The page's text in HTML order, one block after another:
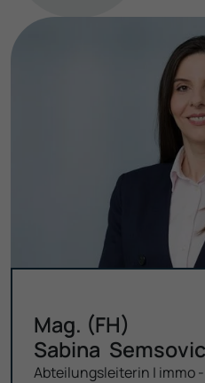
Mag. (FH)
Sabina Semsovic
Abteilungs­leiterin | immo